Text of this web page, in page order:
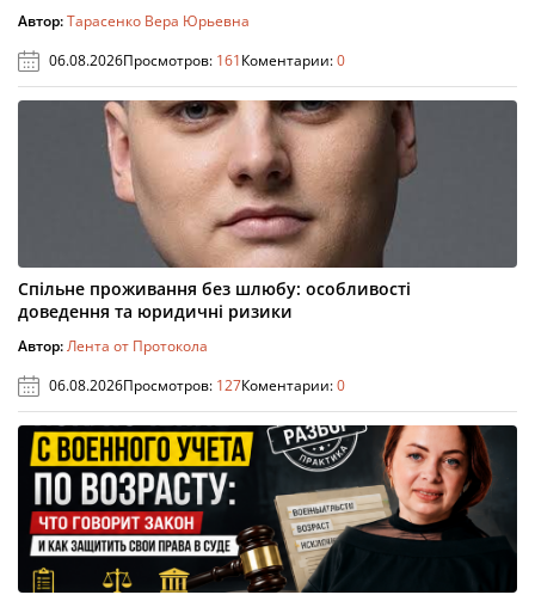
Автор:Тарасенко Вера Юрьевна
06.08.2026Просмотров: 161Коментарии:0
Спільне проживання без шлюбу: особливості
доведення та юридичні ризики
Автор:Лента от Протокола
06.08.2026Просмотров: 127Коментарии:0